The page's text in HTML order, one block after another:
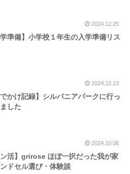
2024.12.25
学準備】小学校１年生の入学準備リス
2024.12.13
でかけ記録】シルバニアパークに行っ
した
2024.10.06
ン活】grirose ほぼ一択だった我が家
ドセル選び・体験談